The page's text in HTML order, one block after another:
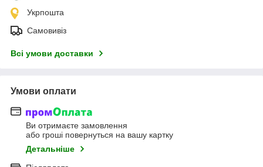
Укрпошта
Самовивіз
Всі умови доставки
Умови оплати
Ви отримаєте замовлення
або гроші повернуться на вашу картку
Детальніше